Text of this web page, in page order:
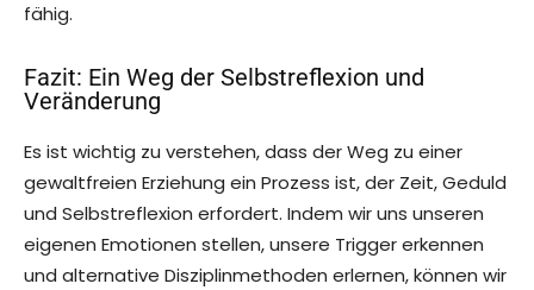
fähig.
Fazit: Ein Weg der Selbstreflexion und
Veränderung
Es ist wichtig zu verstehen, dass der Weg zu einer
gewaltfreien Erziehung ein Prozess ist, der Zeit, Geduld
und Selbstreflexion erfordert. Indem wir uns unseren
eigenen Emotionen stellen, unsere Trigger erkennen
und alternative Disziplinmethoden erlernen, können wir